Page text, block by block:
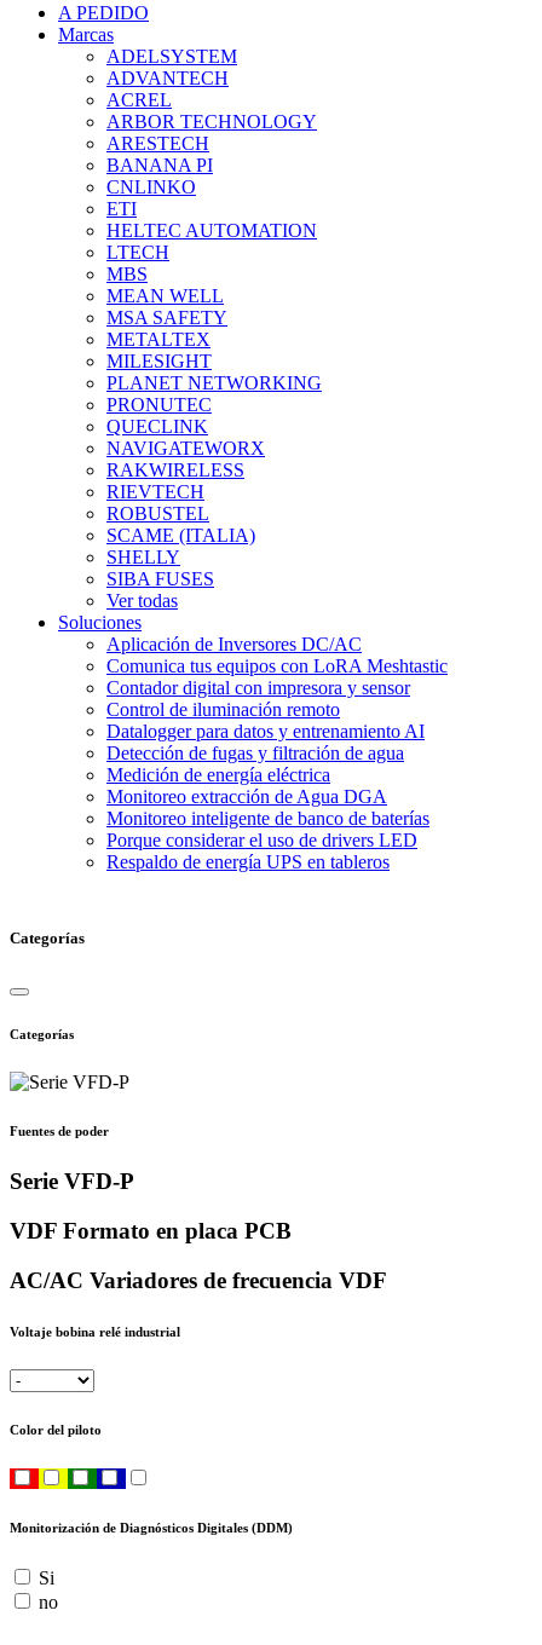
A PEDIDO
Marcas
ADELSYSTEM
ADVANTECH
ACREL
ARBOR TECHNOLOGY
ARESTECH
BANANA PI
CNLINKO
ETI
HELTEC AUTOMATION
LTECH
MBS
MEAN WELL
MSA SAFETY
METALTEX
MILESIGHT
PLANET NETWORKING
PRONUTEC
QUECLINK
NAVIGATEWORX
RAKWIRELESS
RIEVTECH
ROBUSTEL
SCAME (ITALIA)
SHELLY
SIBA FUSES
Ver todas
Soluciones
Aplicación de Inversores DC/AC
Comunica tus equipos con LoRA Meshtastic
Contador digital con impresora y sensor
Control de iluminación remoto
Datalogger para datos y entrenamiento AI
Detección de fugas y filtración de agua
Medición de energía eléctrica
Monitoreo extracción de Agua DGA
Monitoreo inteligente de banco de baterías
Porque considerar el uso de drivers LED
Respaldo de energía UPS en tableros
Categorías
Categorías
Fuentes de poder
Serie VFD-P
VDF Formato en placa PCB
AC/AC Variadores de frecuencia VDF
Voltaje bobina relé industrial
Color del piloto
Monitorización de Diagnósticos Digitales (DDM)
Si
no